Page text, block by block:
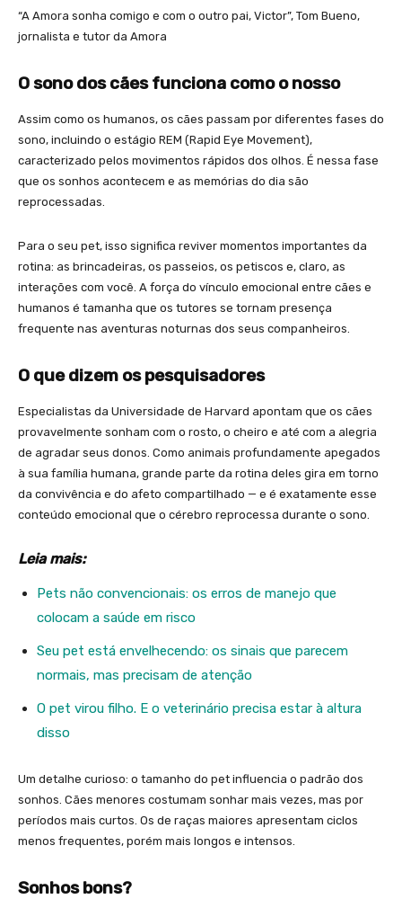
“A Amora sonha comigo e com o outro pai, Victor”, Tom Bueno,
jornalista e tutor da Amora
O sono dos cães funciona como o nosso
Assim como os humanos, os cães passam por diferentes fases do
sono, incluindo o estágio REM (Rapid Eye Movement),
caracterizado pelos movimentos rápidos dos olhos. É nessa fase
que os sonhos acontecem e as memórias do dia são
reprocessadas.
Para o seu pet, isso significa reviver momentos importantes da
rotina: as brincadeiras, os passeios, os petiscos e, claro, as
interações com você. A força do vínculo emocional entre cães e
humanos é tamanha que os tutores se tornam presença
frequente nas aventuras noturnas dos seus companheiros.
O que dizem os pesquisadores
Especialistas da Universidade de Harvard apontam que os cães
provavelmente sonham com o rosto, o cheiro e até com a alegria
de agradar seus donos. Como animais profundamente apegados
à sua família humana, grande parte da rotina deles gira em torno
da convivência e do afeto compartilhado — e é exatamente esse
conteúdo emocional que o cérebro reprocessa durante o sono.
Leia mais:
Pets não convencionais: os erros de manejo que
colocam a saúde em risco
Seu pet está envelhecendo: os sinais que parecem
normais, mas precisam de atenção
O pet virou filho. E o veterinário precisa estar à altura
disso
Um detalhe curioso: o tamanho do pet influencia o padrão dos
sonhos. Cães menores costumam sonhar mais vezes, mas por
períodos mais curtos. Os de raças maiores apresentam ciclos
menos frequentes, porém mais longos e intensos.
Sonhos bons?